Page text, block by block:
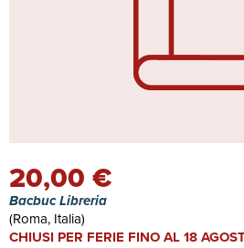
20,00 €
Bacbuc Libreria
(Roma, Italia)
CHIUSI PER FERIE FINO AL 18